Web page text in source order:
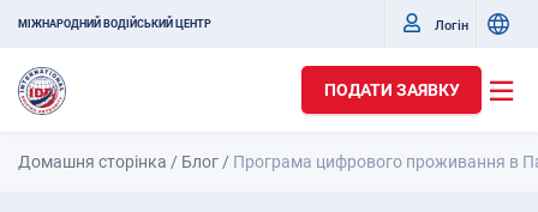
МІЖНАРОДНИЙ ВОДІЙСЬКИЙ ЦЕНТР Логін
ПОДАТИ ЗАЯВКУ
Домашня сторінка / Блог / Програма цифрового проживання в